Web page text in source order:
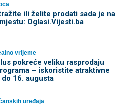
ili želite prodati sada je na
Oglasi.Vijesti.ba
vrijeme
pokreće veliku rasprodaju
– iskoristite atraktivne
16. augusta
uređaja